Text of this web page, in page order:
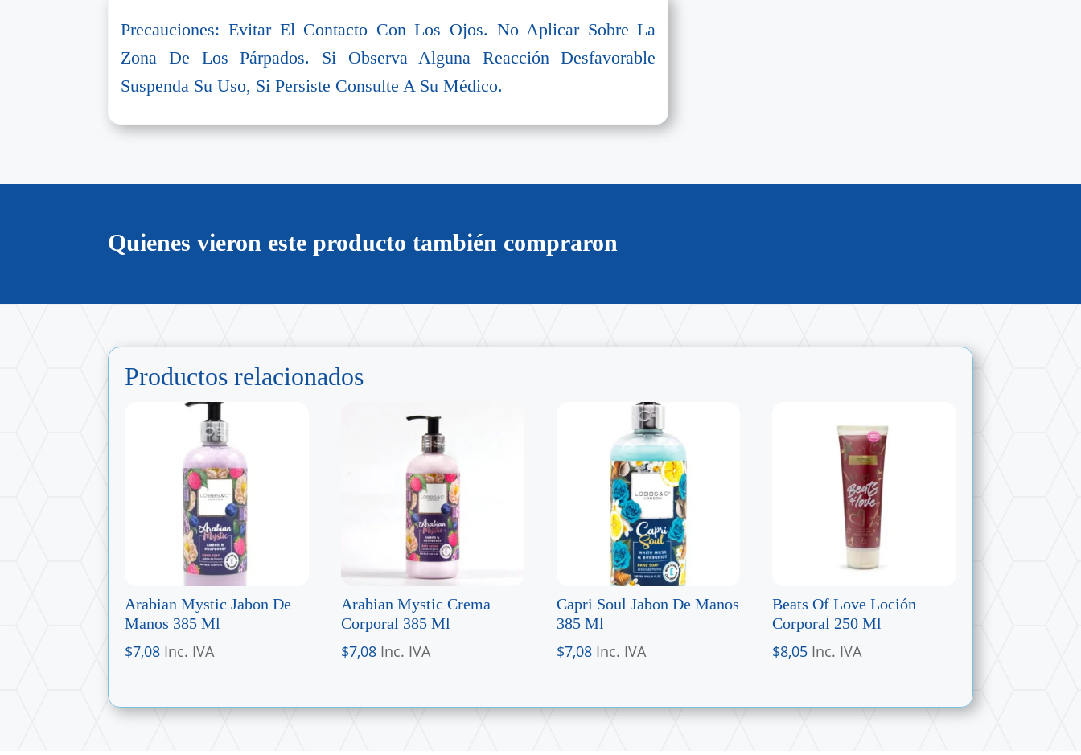
Precauciones: Evitar El Contacto Con Los Ojos. No Aplicar Sobre La
Zona De Los Párpados. Si Observa Alguna Reacción Desfavorable
Suspenda Su Uso, Si Persiste Consulte A Su Médico.
Quienes vieron este producto también compraron
Productos relacionados
Arabian Mystic Jabon De
Manos 385 Ml
$7,08 Inc. IVA
Arabian Mystic Crema
Corporal 385 Ml
$7,08 Inc. IVA
Capri Soul Jabon De Manos
385 Ml
$7,08 Inc. IVA
Beats Of Love Loción
Corporal 250 Ml
$8,05 Inc. IVA